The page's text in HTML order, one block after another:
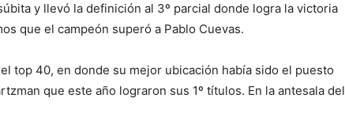
y llevó la definición al 3º parcial donde logra la victoria
que el campeón superó a Pablo Cuevas.
top 40, en donde su mejor ubicación había sido el puesto
que este año lograron sus 1º títulos. En la antesala del